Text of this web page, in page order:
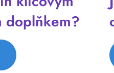
doplňkem?